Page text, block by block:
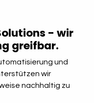
- wir
greifbar.
und
wir
nachhaltig zu